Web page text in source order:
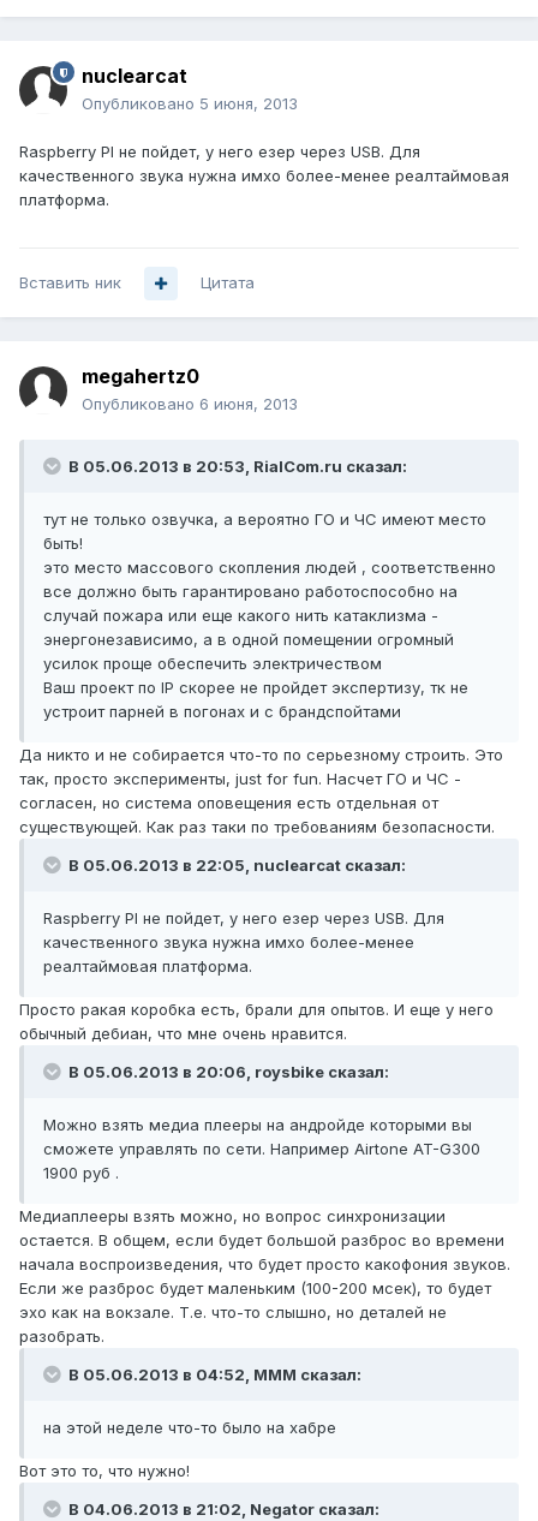
nuclearcat
Опубликовано 5 июня, 2013
Raspberry PI не пойдет, у него езер через USB. Для
качественного звука нужна имхо более-менее реалтаймовая
платформа.
Вставить ник Цитата
megahertz0
Опубликовано 6 июня, 2013
В 05.06.2013 в 20:53, RialCom.ru сказал:
тут не только озвучка, а вероятно ГО и ЧС имеют место
быть!
это место массового скопления людей , соответственно
все должно быть гарантировано работоспособно на
случай пожара или еще какого нить катаклизма -
энергонезависимо, а в одной помещении огромный
усилок проще обеспечить электричеством
Ваш проект по IP скорее не пройдет экспертизу, тк не
устроит парней в погонах и с брандспойтами
Да никто и не собирается что-то по серьезному строить. Это
так, просто эксперименты, just for fun. Насчет ГО и ЧС -
согласен, но система оповещения есть отдельная от
существующей. Как раз таки по требованиям безопасности.
В 05.06.2013 в 22:05, nuclearcat сказал:
Raspberry PI не пойдет, у него езер через USB. Для
качественного звука нужна имхо более-менее
реалтаймовая платформа.
Просто ракая коробка есть, брали для опытов. И еще у него
обычный дебиан, что мне очень нравится.
В 05.06.2013 в 20:06, roysbike сказал:
Можно взять медиа плееры на андройде которыми вы
сможете управлять по сети. Например Airtone AT-G300
1900 руб .
Медиаплееры взять можно, но вопрос синхронизации
остается. В общем, если будет большой разброс во времени
начала воспроизведения, что будет просто какофония звуков.
Если же разброс будет маленьким (100-200 мсек), то будет
эхо как на вокзале. Т.е. что-то слышно, но деталей не
разобрать.
В 05.06.2013 в 04:52, MMM сказал:
на этой неделе что-то было на хабре
Вот это то, что нужно!
В 04.06.2013 в 21:02, Negator сказал: